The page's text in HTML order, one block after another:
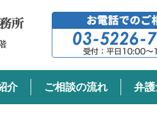
介 ご相談の流れ 弁護